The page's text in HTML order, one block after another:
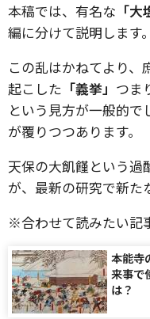
本稿では、有名な 「
編に分けて説明します。
この乱はかねてより
起こした 「義挙」 つま
という見方が一般的
が覆りつつあります。
天保の大飢饉という過
が、最新の研究で新た
※合わせて読みたい記
本能寺
来事で
は？